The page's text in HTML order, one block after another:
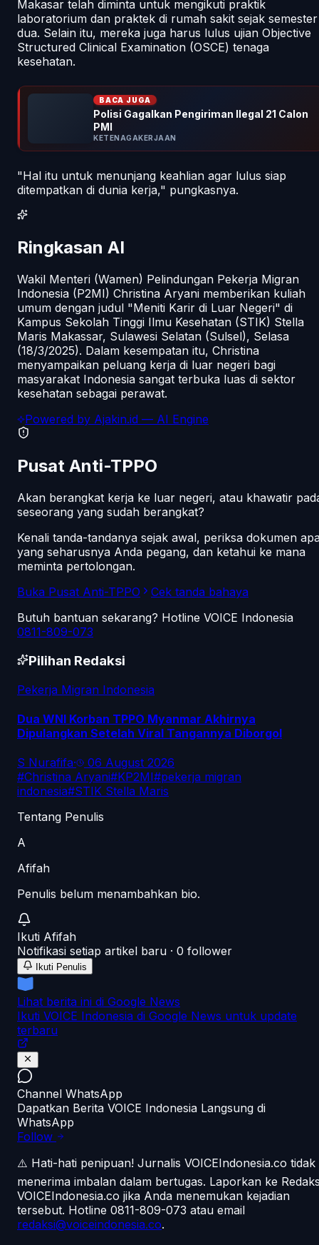
Makasar telah diminta untuk mengikuti praktik
laboratorium dan praktek di rumah sakit sejak semester
dua. Selain itu, mereka juga harus lulus ujian Objective
Structured Clinical Examination (OSCE) tenaga
kesehatan.
BACA JUGA
Polisi Gagalkan Pengiriman Ilegal 21 Calon
PMI
KETENAGAKERJAAN
"Hal itu untuk menunjang keahlian agar lulus siap
ditempatkan di dunia kerja," pungkasnya.
Ringkasan AI
Wakil Menteri (Wamen) Pelindungan Pekerja Migran
Indonesia (P2MI) Christina Aryani memberikan kuliah
umum dengan judul "Meniti Karir di Luar Negeri" di
Kampus Sekolah Tinggi Ilmu Kesehatan (STIK) Stella
Maris Makassar, Sulawesi Selatan (Sulsel), Selasa
(18/3/2025). Dalam kesempatan itu, Christina
menyampaikan peluang kerja di luar negeri bagi
masyarakat Indonesia sangat terbuka luas di sektor
kesehatan sebagai perawat.
Powered by Ajakin.id — AI Engine
Pusat Anti-TPPO
Akan berangkat kerja ke luar negeri, atau khawatir
seseorang yang sudah berangkat?
Kenali tanda-tandanya sejak awal, periksa dokumen
yang seharusnya Anda pegang, dan ketahui ke mana
meminta pertolongan.
Buka Pusat Anti-TPPO
Cek tanda bahaya
Butuh bantuan sekarang? Hotline VOICE Indonesia
0811-809-073
Pilihan Redaksi
Pekerja Migran Indonesia
Dua WNI Korban TPPO Myanmar Akhirnya
Dipulangkan Setelah Viral Tangannya Diborgol
S Nurafifa·
06 August 2026
#Christina Aryani#KP2MI#pekerja migran
indonesia#STIK Stella Maris
Tentang Penulis
A
Afifah
Penulis belum menambahkan bio.
Ikuti Afifah
Notifikasi setiap artikel baru · 0 follower
Ikuti Penulis
Lihat berita ini di Google News
Ikuti VOICE Indonesia di Google News untuk update
terbaru
Channel WhatsApp
Dapatkan Berita VOICE Indonesia Langsung di
WhatsApp
Follow
⚠️ Hati-hati penipuan! Jurnalis VOICEIndonesia.co tidak
menerima imbalan dalam bertugas. Laporkan ke
VOICEIndonesia.co jika Anda menemukan kejadian
tersebut. Hotline 0811-809-073 atau email
redaksi@voiceindonesia.co.